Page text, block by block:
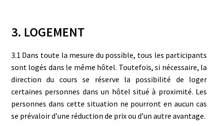
3. LOGEMENT
3.1 Dans toute la mesure du possible, tous les participants
sont logés dans le même hôtel. Toutefois, si nécessaire, la
direction du cours se réserve la possibilité de loger
certaines personnes dans un hôtel situé à proximité. Les
personnes dans cette situation ne pourront en aucun cas
se prévaloir d’une réduction de prix ou d’un autre avantage.